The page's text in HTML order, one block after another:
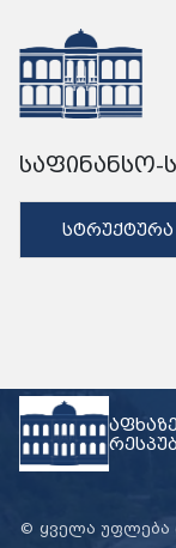
საფინანსო-
ᲡᲢᲠᲣᲥᲢᲣᲠᲐ
© ყველა უფლება